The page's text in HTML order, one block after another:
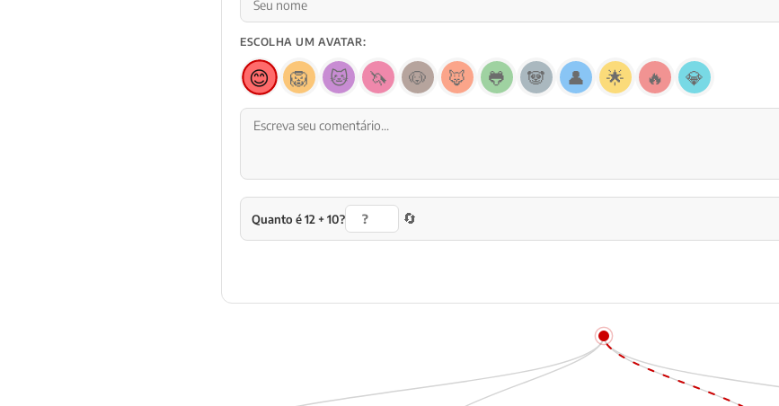
ESCOLHA UM AVATAR:
😊 🦁 🐱 🦄 🐶 🦊 🐸 🐼 👤 🌟 🔥 💎
Quanto é 12 + 10? 🔄